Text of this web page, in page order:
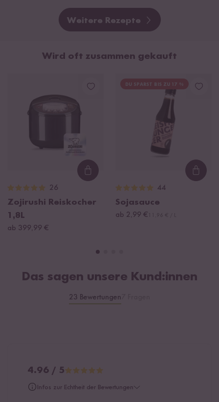
Weitere Rezepte
Wird oft zusammen gekauft
Loading...
26
Zojirushi Reiskocher
1,8L
ab 399,99 €
DU SPARST BIS ZU 17 %
44
Sojasauce
ab 2,99 €
Das sagen unsere Kund:innen
23 Bewertungen
4.96 / 5
Infos zur Echtheit der Bewertungen